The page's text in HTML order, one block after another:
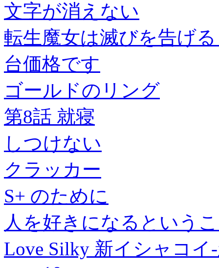
文字が消えない
転生魔女は滅びを告げ
台価格です
ゴールドのリング
第8話 就寝
しつけない
クラッカー
S+ のために
人を好きになるという
Love Silky 新イシャコ